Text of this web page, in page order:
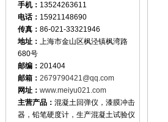
手机： 13524263611
电话： 15921148690
传真： 86-021-33321946
地址： 上海市金山区枫泾镇枫湾路
680号
邮编： 201404
邮箱： 2679790421@qq.com
网址： www.meiyu021.com
主营产品： 混凝土回弹仪，漆膜冲击
器，铅笔硬度计，生产混凝土试验仪